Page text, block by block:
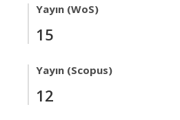
Yayın (WoS)
15
Yayın (Scopus)
12